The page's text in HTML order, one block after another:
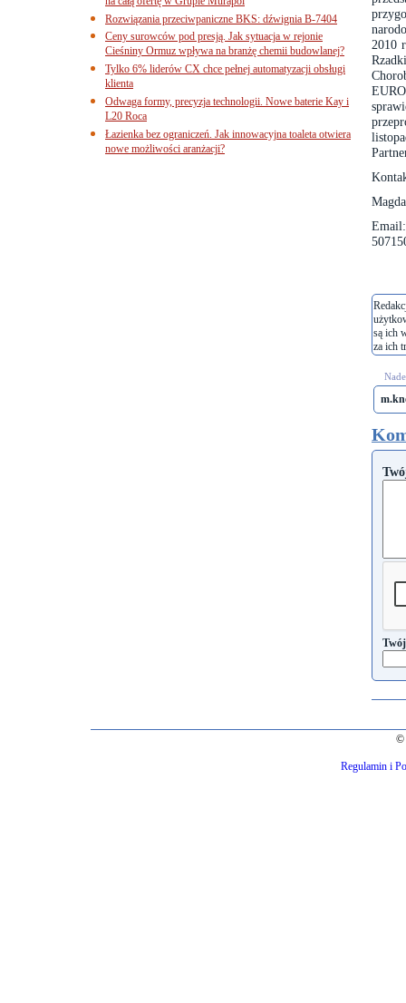
2010
są ich
za ich
Rozwiązania przeciwpaniczne BKS: dźwignia B-7404
Ceny surowców pod presją. Jak sytuacja w rejonie
Cieśniny Ormuz wpływa na branżę chemii budowlanej?
Tylko 6% liderów CX chce pełnej automatyzacji obsługi
klienta
Odwaga formy, precyzja technologii. Nowe baterie Kay i
L20 Roca
Łazienka bez ograniczeń. Jak innowacyjna toaleta otwiera
nowe możliwości aranżacji?
©
Regulamin i